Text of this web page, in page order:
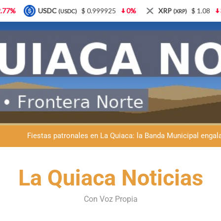
Retirados de Gendarmería en La Quiaca: realizarán una
Velázquez llevó La Quiaca al Congreso: ayer presentó una
Vacunación antirrábica en La Quiaca: el operativo
Velázquez llevó La Quiaca al Congreso: ayer presentó una
Fiestas patronales en La Quiaca: la Banda Municipal
La Quiaca Noticias
Con Voz Propia
0% XRP (XRP) $ 1.08 3.87% Solana (SOL) $